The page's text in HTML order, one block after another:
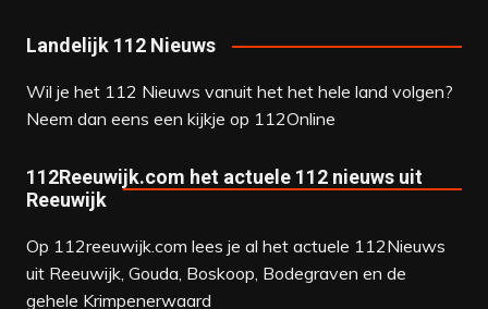
Landelijk 112 Nieuws
Wil je het 112 Nieuws vanuit het het hele land volgen?
Neem dan eens een kijkje op 112Online
112Reeuwijk.com het actuele 112 nieuws uit
Reeuwijk
Op 112reeuwijk.com lees je al het actuele 112Nieuws
uit Reeuwijk, Gouda, Boskoop, Bodegraven en de
gehele Krimpenerwaard